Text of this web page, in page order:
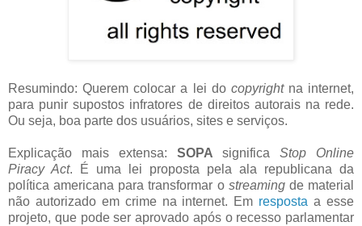
Resumindo: Querem colocar a lei do copyright na internet,
para punir supostos infratores de direitos autorais na rede.
Ou seja, boa parte dos usuários, sites e serviços.
Explicação mais extensa: SOPA significaStop Online
Piracy Act. É uma lei proposta pela ala republicana da
política americana para transformar o streamingde material
não autorizado em crime na internet. Em resposta a esse
projeto, que pode ser aprovado após o recesso parlamentar